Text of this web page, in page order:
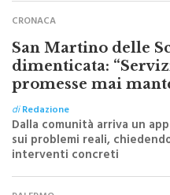
CRONACA
San Martino delle
dimenticata:
promesse mai
diRedazione
Dalla comunità arriva un
sui problemi reali,
interventi concreti